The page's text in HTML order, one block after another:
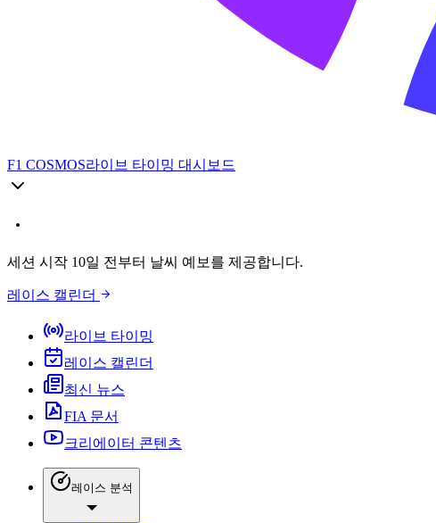
F1 COSMOS라이브 타이밍 대시보드
세션 시작 10일 전부터 날씨 예보를 제공합니다.
레이스 캘린더
라이브 타이밍
레이스 캘린더
최신 뉴스
FIA 문서
크리에이터 콘텐츠
레이스 분석